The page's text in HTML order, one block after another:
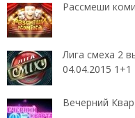
Рассмеши
Лига смеха 2
04.04.2015 1+1
Вечерний